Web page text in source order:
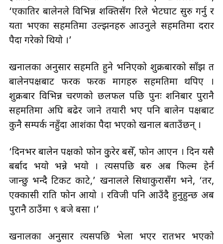
‘एकातिर बालेनले विभिन्न शक्तिसँग रिले भेटघाट सुरु गर्नु र
यता भएका सहमतिमा उल्झनहरु आउनुले सहमतिमा दरार
पैदा गरेको थियो ।’
खनालका अनुसार सहमति हुने भनिएको शुक्रबारको साँझ त
बालेनपक्षबाट फरक फरक मागहरु सहमतिमा थपिए ।
शुक्रबार विभिन्न चरणको छलफल पछि पुनः शनिबार पुरानै
सहमतिमा अघि बढेर जाने तयारी भए पनि बालेन पक्षबाट
कुनै सम्पर्क नहुँदा आशंका पैदा भएको खनाल बताउँछन् ।
‘दिनभर बालेन पक्षको फोन कुुरेर बसेँ, फोन आएन । दिन यसै
बर्बाद भयो भन्ने भयो । त्यसपछि बरु अब फिल्म हेर्न
जान्छु भन्दै टिकट काटे,’ खनालले सिधाकुरासँग भने, ‘तर,
एक्कासी राति फोन आयो । रविजी पनि आउँदै हुनुहुन्छ अब
पुरानै ठाउँमा ९ बजे बसौँ ।’
खनालका अनुसार त्यसपछि भेला भएर रातभर भएको